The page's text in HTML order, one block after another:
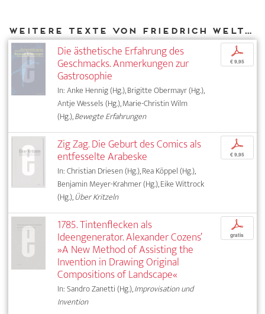
Weitere Texte von Friedrich Weltzien bei DIAPHANES
Die ästhetische Erfahrung des
Geschmacks. Anmerkungen zur
Gastrosophie
In: Anke Hennig (Hg.), Brigitte Obermayr (Hg.),
Antje Wessels (Hg.), Marie-Christin Wilm
(Hg.),Bewegte Erfahrungen
p
€ 9,95
Zig Zag. Die Geburt des Comics als
entfesselte Arabeske
In: Christian Driesen (Hg.), Rea Köppel (Hg.),
Benjamin Meyer-Krahmer (Hg.), Eike Wittrock
(Hg.),Über Kritzeln
p
€ 9,95
1785. Tintenflecken als
Ideengenerator. Alexander Cozens’
»A New Method of Assisting the
Invention in Drawing Original
Compositions of Landscape«
In: Sandro Zanetti (Hg.),Improvisation und
Invention
p
gratis